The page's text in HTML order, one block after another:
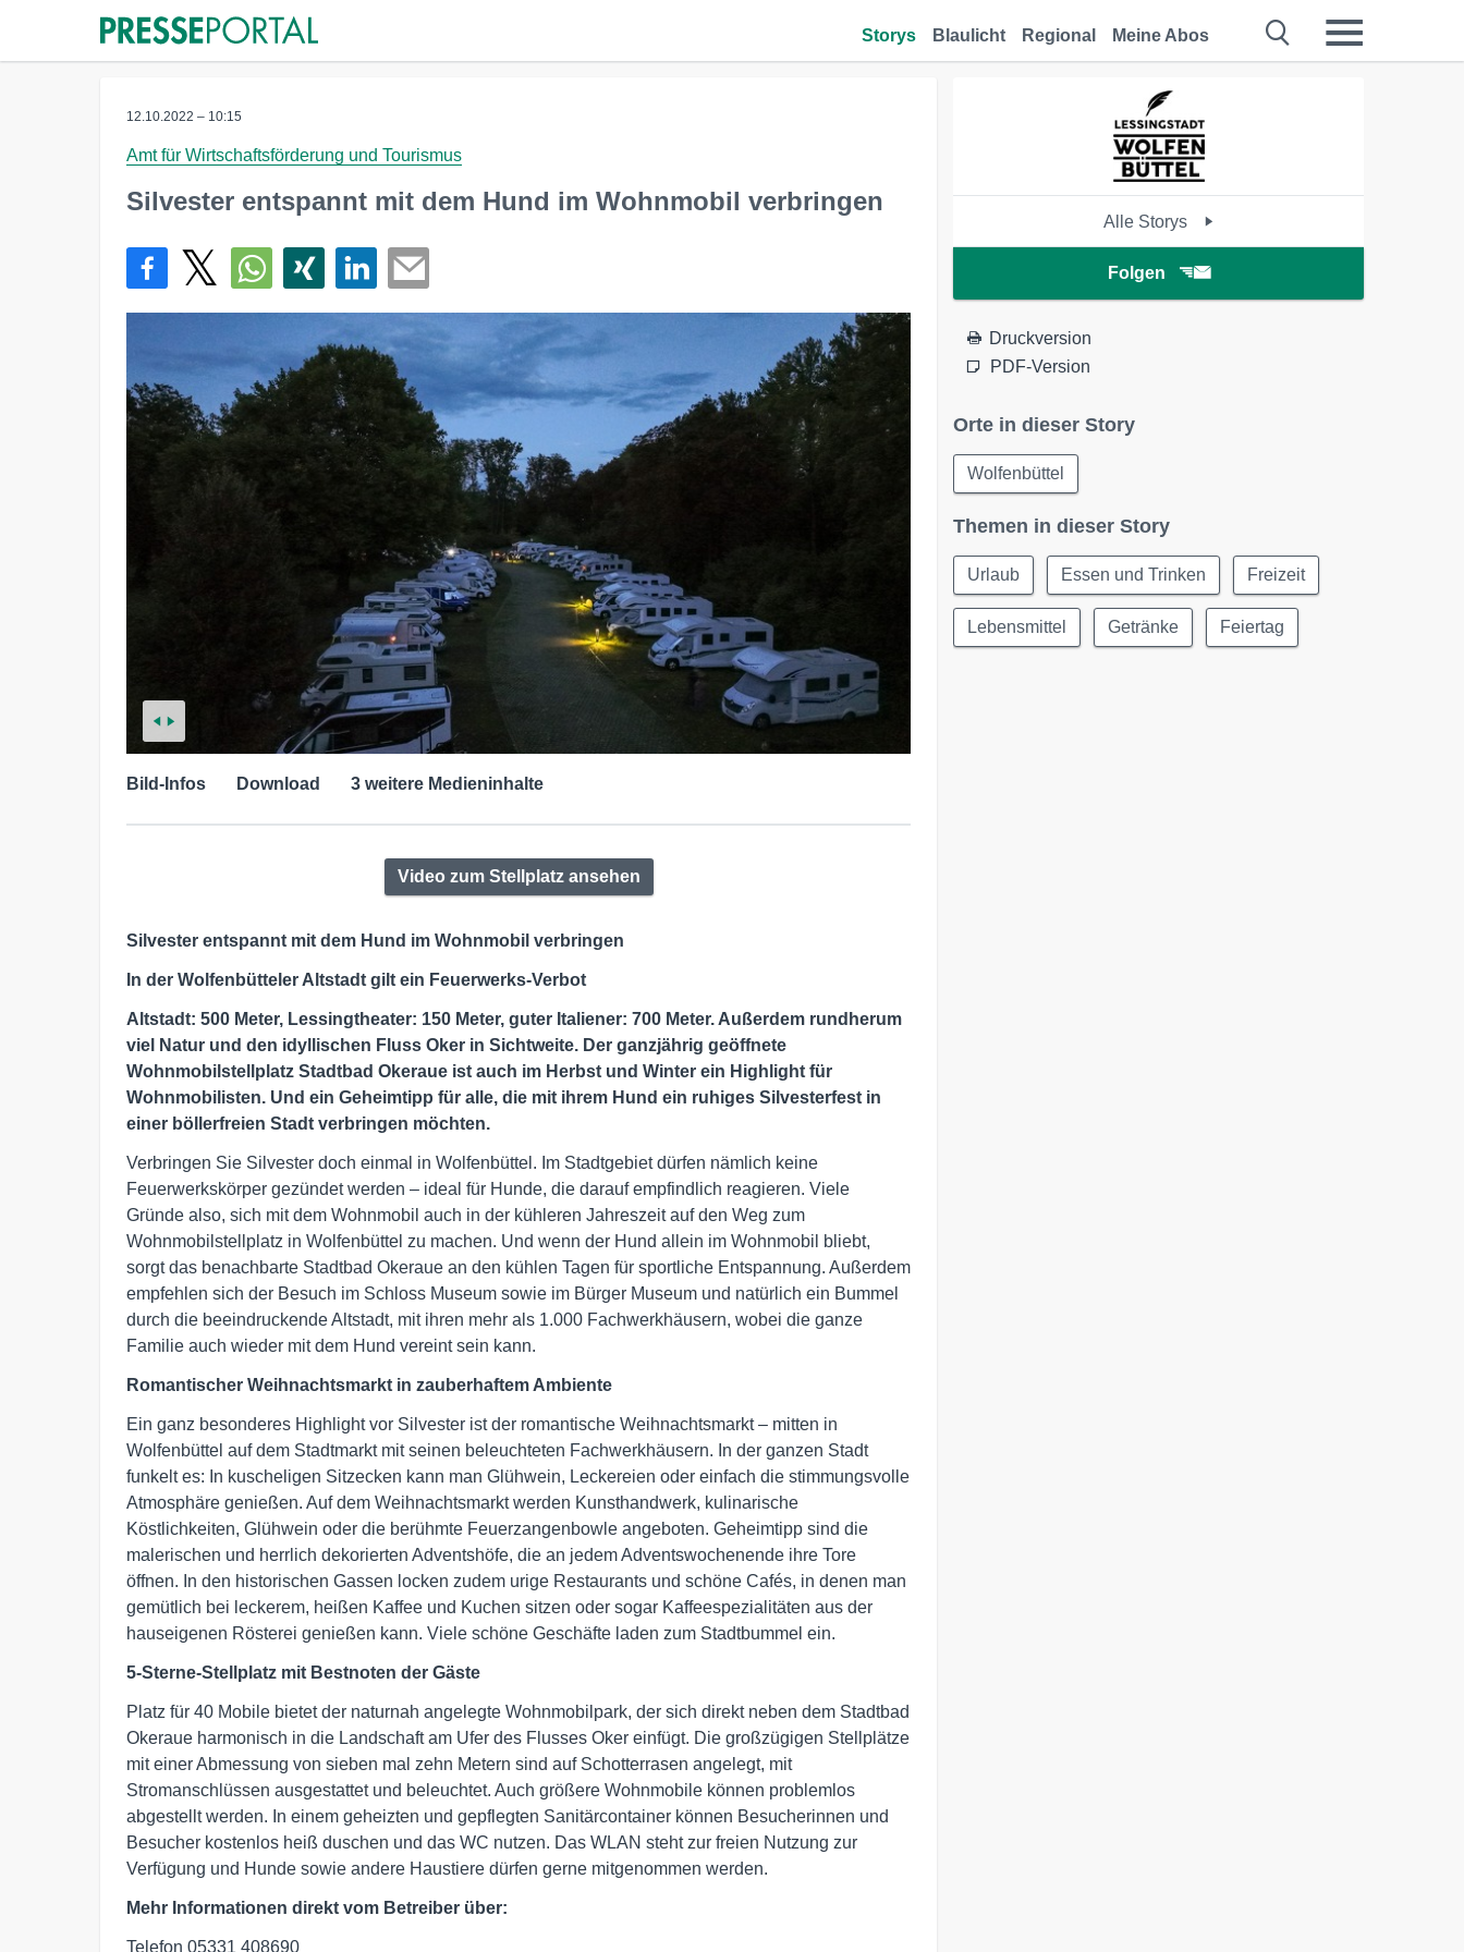
Storys Blaulicht Regional Meine Abos
12.10.2022 – 10:15
Amt für Wirtschaftsförderung und Tourismus
Silvester entspannt mit dem Hund im Wohnmobil verbringen
Bild-Infos Download 3 weitere Medieninhalte
Video zum Stellplatz ansehen
Silvester entspannt mit dem Hund im Wohnmobil verbringen
In der Wolfenbütteler Altstadt gilt ein Feuerwerks-Verbot
Altstadt: 500 Meter, Lessingtheater: 150 Meter, guter Italiener: 700 Meter. Außerdem rundherum
viel Natur und den idyllischen Fluss Oker in Sichtweite. Der ganzjährig geöffnete
Wohnmobilstellplatz Stadtbad Okeraue ist auch im Herbst und Winter ein Highlight für
Wohnmobilisten. Und ein Geheimtipp für alle, die mit ihrem Hund ein ruhiges Silvesterfest in
einer böllerfreien Stadt verbringen möchten.
Verbringen Sie Silvester doch einmal in Wolfenbüttel. Im Stadtgebiet dürfen nämlich keine
Feuerwerkskörper gezündet werden – ideal für Hunde, die darauf empfindlich reagieren. Viele
Gründe also, sich mit dem Wohnmobil auch in der kühleren Jahreszeit auf den Weg zum
Wohnmobilstellplatz in Wolfenbüttel zu machen. Und wenn der Hund allein im Wohnmobil bliebt,
sorgt das benachbarte Stadtbad Okeraue an den kühlen Tagen für sportliche Entspannung. Außerdem
empfehlen sich der Besuch im Schloss Museum sowie im Bürger Museum und natürlich ein Bummel
durch die beeindruckende Altstadt, mit ihren mehr als 1.000 Fachwerkhäusern, wobei die ganze
Familie auch wieder mit dem Hund vereint sein kann.
Romantischer Weihnachtsmarkt in zauberhaftem Ambiente
Ein ganz besonderes Highlight vor Silvester ist der romantische Weihnachtsmarkt – mitten in
Wolfenbüttel auf dem Stadtmarkt mit seinen beleuchteten Fachwerkhäusern. In der ganzen Stadt
funkelt es: In kuscheligen Sitzecken kann man Glühwein, Leckereien oder einfach die stimmungsvolle
Atmosphäre genießen. Auf dem Weihnachtsmarkt werden Kunsthandwerk, kulinarische
Köstlichkeiten, Glühwein oder die berühmte Feuerzangenbowle angeboten. Geheimtipp sind die
malerischen und herrlich dekorierten Adventshöfe, die an jedem Adventswochenende ihre Tore
öffnen. In den historischen Gassen locken zudem urige Restaurants und schöne Cafés, in denen man
gemütlich bei leckerem, heißen Kaffee und Kuchen sitzen oder sogar Kaffeespezialitäten aus der
hauseigenen Rösterei genießen kann. Viele schöne Geschäfte laden zum Stadtbummel ein.
5-Sterne-Stellplatz mit Bestnoten der Gäste
Platz für 40 Mobile bietet der naturnah angelegte Wohnmobilpark, der sich direkt neben dem Stadtbad
Okeraue harmonisch in die Landschaft am Ufer des Flusses Oker einfügt. Die großzügigen Stellplätze
mit einer Abmessung von sieben mal zehn Metern sind auf Schotterrasen angelegt, mit
Stromanschlüssen ausgestattet und beleuchtet. Auch größere Wohnmobile können problemlos
abgestellt werden. In einem geheizten und gepflegten Sanitärcontainer können Besucherinnen und
Besucher kostenlos heiß duschen und das WC nutzen. Das WLAN steht zur freien Nutzung zur
Verfügung und Hunde sowie andere Haustiere dürfen gerne mitgenommen werden.
Mehr Informationen direkt vom Betreiber über:
Telefon 05331 408690
Alle Storys
Folgen
Druckversion
PDF-Version
Orte in dieser Story
Wolfenbüttel
Themen in dieser Story
Urlaub Essen und Trinken Freizeit
Lebensmittel Getränke Feiertag